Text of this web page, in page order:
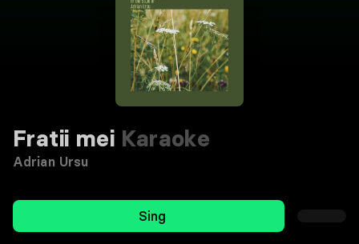
Fratii mei Karaoke
Adrian Ursu
Sing